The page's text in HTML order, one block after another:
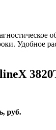
Удобное
руб.